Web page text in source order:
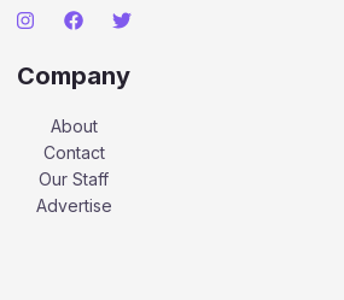
Company
About
Contact
Our Staff
Advertise